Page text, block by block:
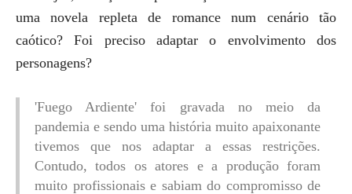
uma novela repleta de romance num cenário tão
caótico? Foi preciso adaptar o envolvimento dos
personagens?
'Fuego Ardiente' foi gravada no meio da
pandemia e sendo uma história muito apaixonante
tivemos que nos adaptar a essas restrições.
Contudo, todos os atores e a produção foram
muito profissionais e sabiam do compromisso de